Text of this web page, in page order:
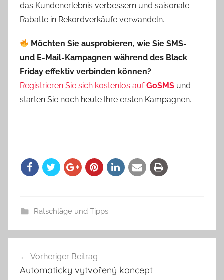
das Kundenerlebnis verbessern und saisonale
Rabatte in Rekordverkäufe verwandeln.
Möchten Sie ausprobieren, wie Sie SMS-
und E-Mail-Kampagnen während des Black
Friday effektiv verbinden können?
Registrieren Sie sich kostenlos aufGoSMS und
starten Sie noch heute Ihre ersten Kampagnen.
Ratschläge und Tipps
Beitragsnavigation
Vorheriger Beitrag
Automaticky vytvořený koncept